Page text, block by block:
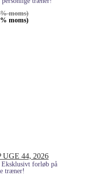
moms)
moms)
44, 2026
forløb på
træner!